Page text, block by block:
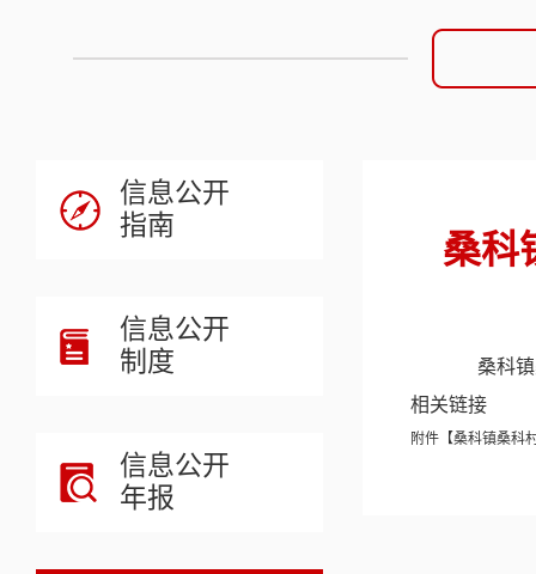
信息公开
指南
信息公开
制度
信息公开
年报
桑科
桑科镇
相关链接
附件【桑科镇桑科